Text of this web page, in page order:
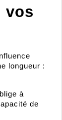
vos
longueur :
à
de